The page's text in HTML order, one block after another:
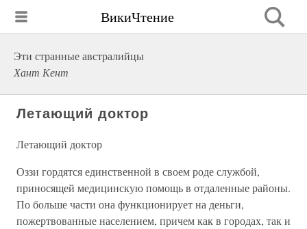
ВикиЧтение
Эти странные австралийцы
Хант Кент
Летающий доктор
Летающий доктор
Оззи гордятся единственной в своем роде службой,
приносящей медицинскую помощь в отдаленные районы.
По больше части она функционирует на деньги,
пожертвованные населением, причем как в городах, так и